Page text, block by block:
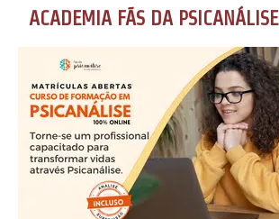
ACADEMIA FÃS DA PSICANÁLISE